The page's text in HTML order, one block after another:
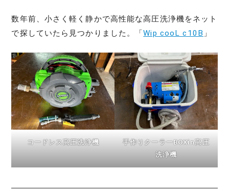
数年前、小さく軽く静かで高性能な高圧洗浄機をネット
で探していたら見つかりました。「Wip cooL c10B 」
コードレス高圧洗浄機
手作りクーラーBOXin高圧
洗浄機